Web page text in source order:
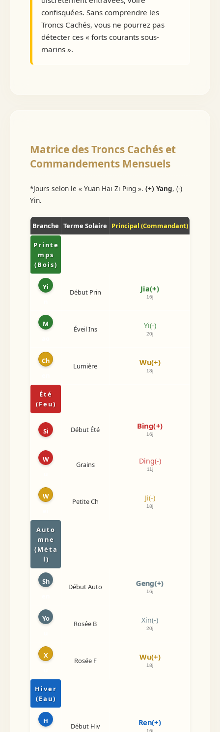
confisquées. Sans comprendre les
Troncs Cachés, vous ne pourrez pas
détecter ces « forts courants sous-
marins ».
Matrice des Troncs Cachés et
Commandements Mensuels
*Jours selon le « Yuan Hai Zi Ping ». (+) Yang, (-)
Yin.
Branche Terme Solaire Principal (Commandant)
Printe
mps
(Bois)
Yi
Début Prin Jia(+)
16j
M
Éveil Ins Yi(-)
20j
Ch
Lumière Wu(+)
18j
Été
(Feu)
Si Début Été Bing(+)
16j
W
Grains Ding(-)
11j
W
Petite Ch Ji(-)
18j
Auto
mne
(Méta
l)
Sh
Début Auto Geng(+)
16j
Yo
Rosée B Xin(-)
20j
X
Rosée F Wu(+)
18j
Hiver
(Eau)
H
Début Hiv Ren(+)
16j